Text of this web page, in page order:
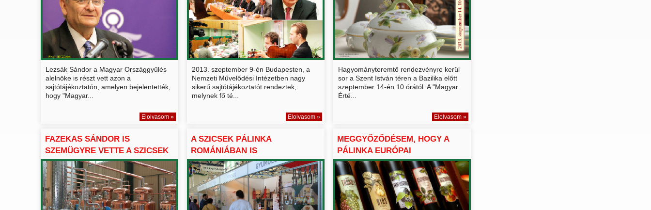
Lezsák Sándor a Magyar Országgyűlés
alelnöke is részt vett azon a
sajtótájékoztatón, amelyen bejelentették,
hogy "Magyar...
Elolvasom »
2013. szeptember 9-én Budapesten, a
Nemzeti Művelődési Intézetben nagy
sikerű sajtótájékoztatót rendeztek,
melynek fő té...
Elolvasom »
Hagyományteremtő rendezvényre kerül
sor a Szent István téren a Bazilika előtt
szeptember 14-én 10 órától. A "Magyar
Érté...
Elolvasom »
FAZEKAS SÁNDOR IS
SZEMÜGYRE VETTE A SZICSEK
PÁLI...
A SZICSEK PÁLINKA
ROMÁNIÁBAN IS
BEMUTATKOZOTT
MEGGYŐZŐDÉSEM, HOGY A
PÁLINKA EURÓPAI
SIKERTERMÉ...